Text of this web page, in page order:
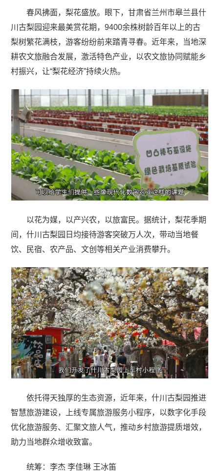
春风拂面，梨花盛放。眼下，甘肃省兰州市皋兰县什
川古梨园迎来最美赏花期，9400余株树龄百年以上的古
梨树繁花满枝，游客纷纷前来踏青寻春。近年来，当地深
耕农文旅融合发展，激活特色产业，以农文旅协同赋能乡
村振兴，让“梨花经济”持续火热。
以花为媒，以产兴农，以旅富民。据统计，梨花季期
间，什川古梨园日均接待游客突破万人次，带动当地餐
饮、民宿、农产品、文创等相关产业消费攀升。
依托得天独厚的生态资源，近年来，什川古梨园推进
智慧旅游建设，上线专属旅游服务小程序，以数字化手段
优化旅游服务、汇聚文旅人气，推动乡村旅游提质增效，
助力当地群众增收致富。
统筹：李杰 李佳琳 王冰笛